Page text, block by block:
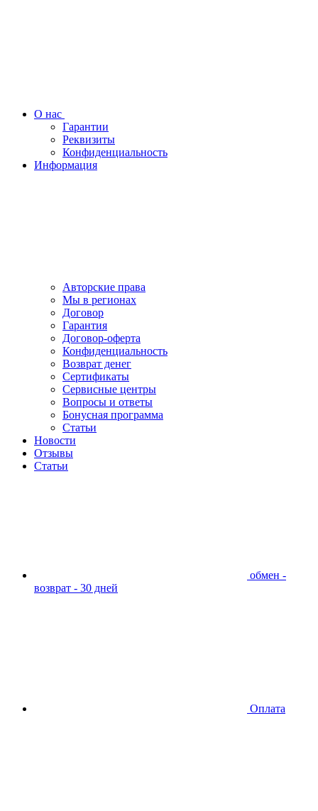
О нас
Гарантии
Реквизиты
Конфиденциальность
Информация
Авторские права
Мы в регионах
Договор
Гарантия
Договор-оферта
Конфиденциальность
Возврат денег
Сертификаты
Сервисные центры
Вопросы и ответы
Бонусная программа
Статьи
Новости
Отзывы
Статьи
обмен -
возврат - 30 дней
Оплата